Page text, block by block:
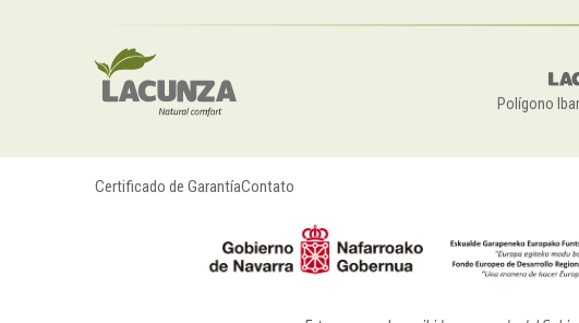
Polígono
Certificado de GarantíaContato